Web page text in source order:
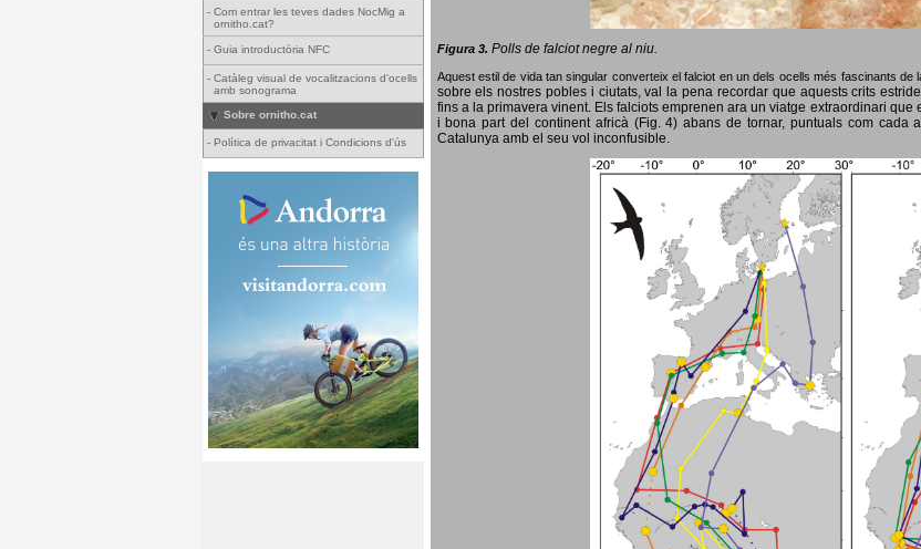
- Com entrar les teves dades NocMig a
ornitho.cat?
- Guia introductòria NFC
- Catàleg visual de vocalitzacions d'ocells
amb sonograma
Sobre ornitho.cat
- Política de privacitat i Condicions d'ús
Figura 3. Polls de falciot negre al niu.
Aquest estil de vida tan singular converteix el falciot en un dels ocells més fascinants de
sobre els nostres pobles i ciutats, val la pena recordar que aquests crits
fins a la primavera vinent. Els falciots emprenen ara un viatge extraordinari
i bona part del continent africà (Fig. 4) abans de tornar, puntuals com
Catalunya amb el seu vol inconfusible.